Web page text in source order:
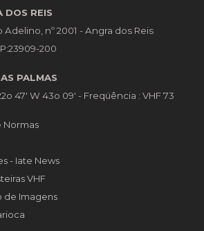
DOS REIS
Adelino, nº 2001 - Angra dos Reis
200
PALMAS
47' W 43o 09' - Freqüência : VHF 73
Normas
- Iate News
VHF
de Imagens